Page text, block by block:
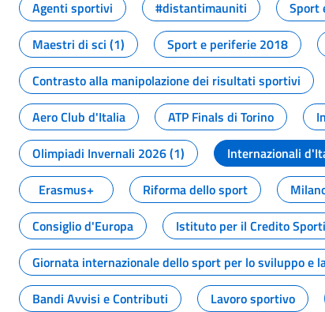
Agenti sportivi
#distantimauniti Sport
Maestri di sci (1)
Sport e periferie 2018
Contrasto alla manipolazione dei risultati sportivi
Aero Club d'Italia
ATP Finals di Torino
Olimpiadi Invernali 2026 (1)
Internazionali
Erasmus+
Riforma dello sport
Consiglio d'Europa
Istituto per il Credito
Giornata internazionale dello sport per lo sviluppo e
Bandi Avvisi e Contributi
Lavoro sportivo